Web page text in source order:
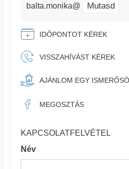
balta.monika@ Mutasd
IDŐPONTOT KÉREK
VISSZAHÍVÁST KÉREK
AJÁNLOM EGY
MEGOSZTÁS
KAPCSOLATFELVÉTEL
Név